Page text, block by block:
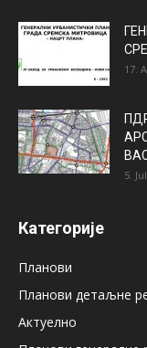
17.
5.
Категорије
Планови
Планови детаљне
Актуелно